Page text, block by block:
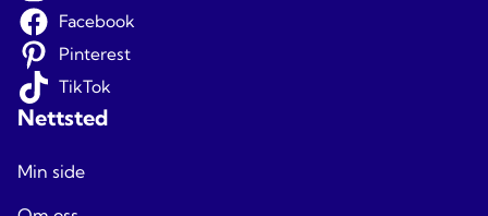
Facebook
Pinterest
TikTok
Nettsted
Min side